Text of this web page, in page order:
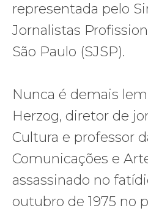
representada pelo
Jornalistas
São Paulo (SJSP).
Nunca é demais
Herzog, diretor de
Cultura e professor
Comunicações e
assassinado no
outubro de 1975 no